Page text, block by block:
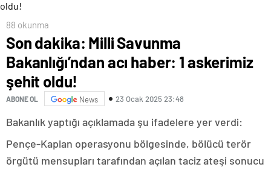
88 okunma
Son dakika: Milli Savunma
Bakanlığı’ndan acı haber: 1 askerimiz
şehit oldu!
ABONE OL News 23 Ocak 2025 23:48
Bakanlık yaptığı açıklamada şu ifadelere yer verdi:
Pençe-Kaplan operasyonu bölgesinde, bölücü terör
örgütü mensupları tarafından açılan taciz ateşi sonucu